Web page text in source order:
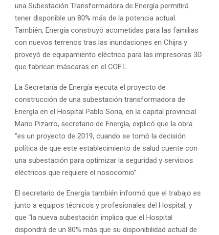
una Subestación Transformadora de Energía permitirá
tener disponible un 80% más de la potencia actual.
También, Energía construyó acometidas para las familias
con nuevos terrenos tras las inundaciones en Chijra y
proveyó de equipamiento eléctrico para las impresoras 3D
que fabrican máscaras en el COE.L
La Secretaría de Energía ejecuta el proyecto de
construcción de una subestación transformadora de
Energía en el Hospital Pablo Soria, en la capital provincial.
Mario Pizarro, secretario de Energía, explicó que la obra
“es un proyecto de 2019, cuando se tomó la decisión
política de que este establecimiento de salud cuente con
una subestación para optimizar la seguridad y servicios
eléctricos que requiere el nosocomio”.
El secretario de Energía también informó que el trabajo es
junto a equipos técnicos y profesionales del Hospital, y
que “la nueva subestación implica que el Hospital
dispondrá de un 80% más que su disponibilidad actual de